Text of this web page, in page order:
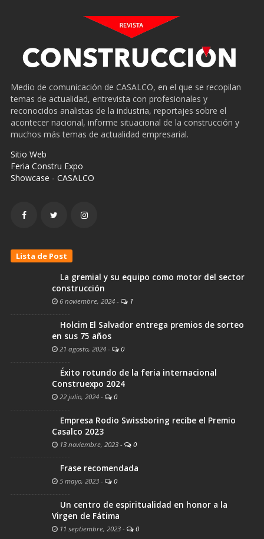
Medio de comunicación de CASALCO, en el que se recopilan
temas de actualidad, entrevista con profesionales y
reconocidos analistas de la industria, reportajes sobre el
acontecer nacional, informe situacional de la construcción y
muchos más temas de actualidad empresarial.
Sitio Web
Feria Constru Expo
Showcase - CASALCO
Lista de Post
La gremial y su equipo como motor del sector
construcción
6 noviembre, 2024 - 1
Holcim El Salvador entrega premios de sorteo
en sus 75 años
21 agosto, 2024 - 0
Éxito rotundo de la feria internacional
Construexpo 2024
22 julio, 2024 - 0
Empresa Rodio Swissboring recibe el Premio
Casalco 2023
13 noviembre, 2023 - 0
Frase recomendada
5 mayo, 2023 - 0
Un centro de espiritualidad en honor a la
Virgen de Fátima
11 septiembre, 2023 - 0